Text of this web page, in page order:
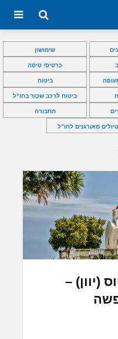
שימושון
כרטיסי טיסה
ביטוח
ביטוח לרכב שכור בחו”ל
תחבורה
טיולים מאורגנים לחו”ל
(יוון) –